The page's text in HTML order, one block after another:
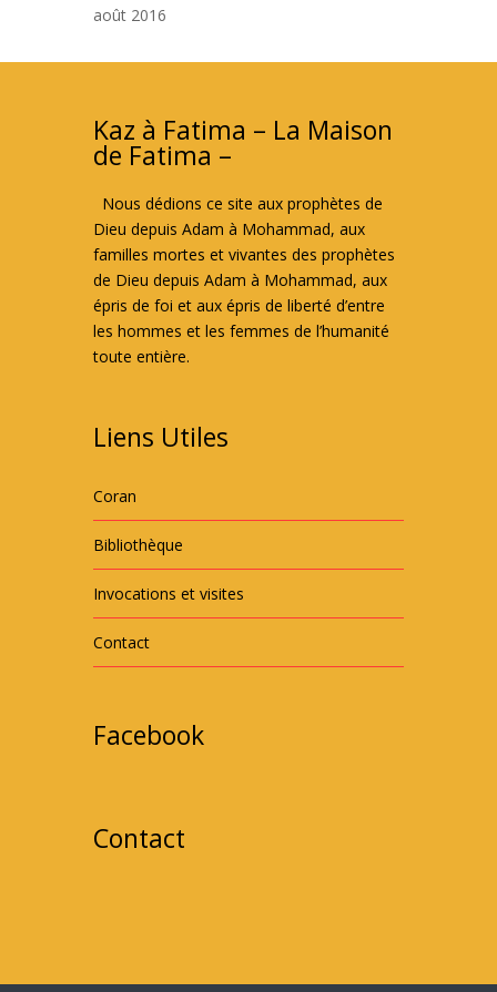
août 2016
Kaz à Fatima – La Maison
de Fatima –
Nous dédions ce site aux prophètes de
Dieu depuis Adam à Mohammad, aux
familles mortes et vivantes des prophètes
de Dieu depuis Adam à Mohammad, aux
épris de foi et aux épris de liberté d’entre
les hommes et les femmes de l’humanité
toute entière.
Liens Utiles
Coran
Bibliothèque
Invocations et visites
Contact
Facebook
Contact